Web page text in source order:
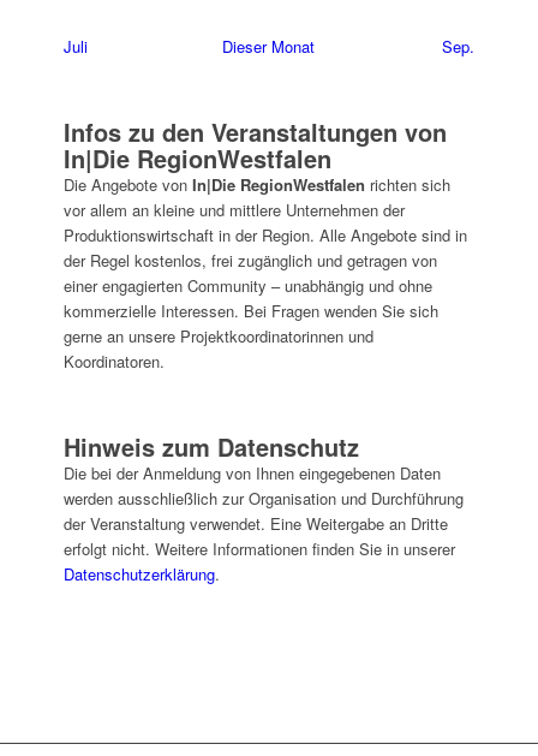
Juli Dieser Monat Sep.
Infos zu den Veranstaltungen von
In|Die RegionWestfalen
Die Angebote vonIn|Die RegionWestfalen richten sich
vor allem an kleine und mittlere Unternehmen der
Produktionswirtschaft in der Region. Alle Angebote sind in
der Regel kostenlos, frei zugänglich und getragen von
einer engagierten Community – unabhängig und ohne
kommerzielle Interessen. Bei Fragen wenden Sie sich
gerne an unsere Projektkoordinatorinnen und
Koordinatoren.
Hinweis zum Datenschutz
Die bei der Anmeldung von Ihnen eingegebenen Daten
werden ausschließlich zur Organisation und Durchführung
der Veranstaltung verwendet. Eine Weitergabe an Dritte
erfolgt nicht. Weitere Informationen finden Sie in unserer
Datenschutzerklärung.